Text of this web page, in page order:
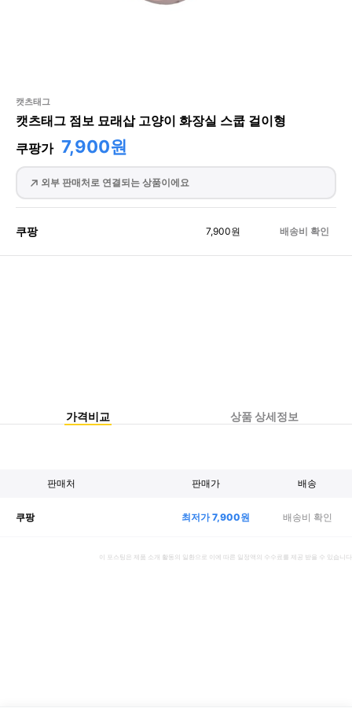
캣츠태그
캣츠태그 점보 묘래삽 고양이 화장실 스쿱 걸이형
쿠팡가 7,900원
외부 판매처로 연결되는 상품이에요
쿠팡 7,900원 배송비 확인
가격비교 상품 상세정보
판매처 판매가 배송
쿠팡 최저가7,900원 배송비 확인
이 포스팅은 제품 소개 활동의 일환으로 이에 따른 일정액의 수수료를 제공 받을 수 있습니다